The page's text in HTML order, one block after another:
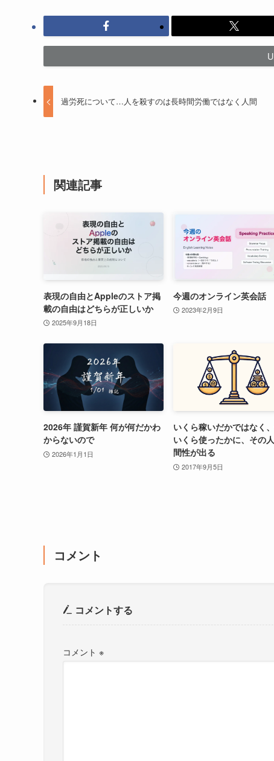
過労死について…人を殺すのは長時間労働ではなく人間
関連記事
表現の自由とAppleのストア掲
載の自由はどちらが正しいか
2025年9月18日
今週のオンライン英会話
2023年2月9日
2026年 謹賀新年 何が何だかわ
からないので
2026年1月1日
いくら稼いだかではなく
いくら使ったかに、その
間性が出る
2017年9月5日
コメント
コメントする
コメント ※